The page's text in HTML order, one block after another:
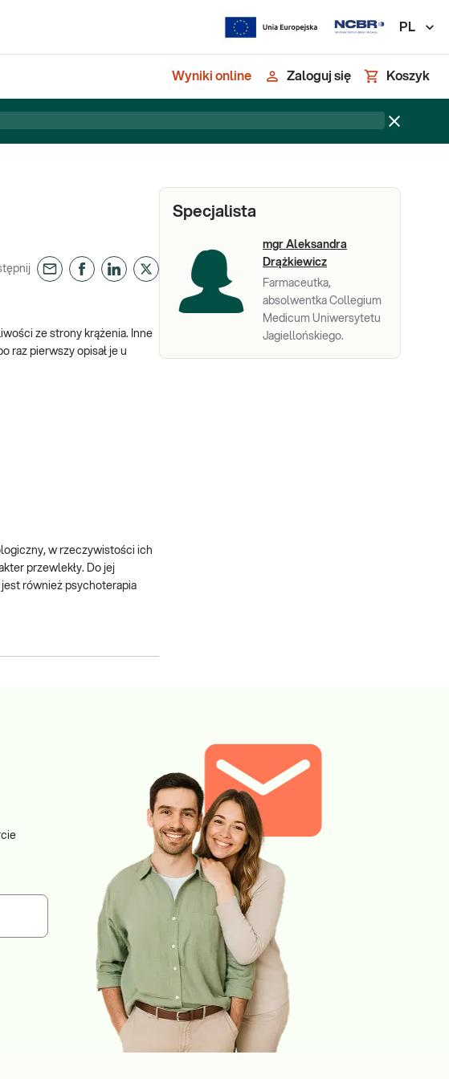
PL
Wyniki online Zaloguj się Koszyk
ze strony krążenia. Inne
raz pierwszy opisał je u
w rzeczywistości ich
przewlekły. Do jej
również psychoterapia
Specjalista
mgr Aleksandra
Drążkiewicz
Farmaceutka,
absolwentka Collegium
Medicum Uniwersytetu
Jagiellońskiego.